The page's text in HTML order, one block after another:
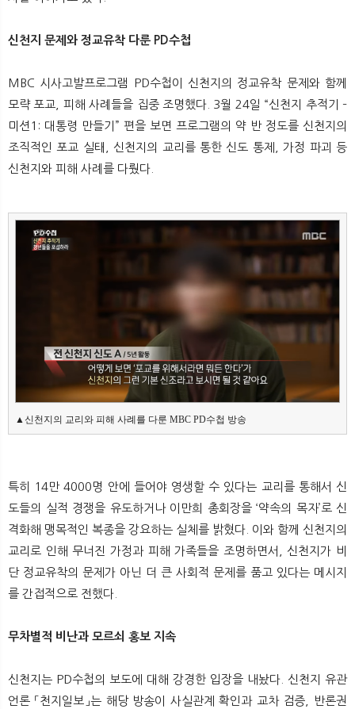
신천지 문제와 정교유착 다룬 PD수첩
MBC 시사고발프로그램 PD수첩이 신천지의 정교유착 문제와 함께
모략 포교, 피해 사례들을 집중 조명했다. 3월 24일 “신천지 추적기 –
미션1: 대통령 만들기” 편을 보면 프로그램의 약 반 정도를 신천지의
조직적인 포교 실태, 신천지의 교리를 통한 신도 통제, 가정 파괴 등
신천지와 피해 사례를 다뤘다.
▲신천지의 교리와 피해 사례를 다룬 MBC PD수첩 방송
특히 14만 4000명 안에 들어야 영생할 수 있다는 교리를 통해서 신
도들의 실적 경쟁을 유도하거나 이만희 총회장을 ‘약속의 목자’로 신
격화해 맹목적인 복종을 강요하는 실체를 밝혔다. 이와 함께 신천지의
교리로 인해 무너진 가정과 피해 가족들을 조명하면서, 신천지가 비
단 정교유착의 문제가 아닌 더 큰 사회적 문제를 품고 있다는 메시지
를 간접적으로 전했다.
무차별적 비난과 모르쇠 홍보 지속
신천지는 PD수첩의 보도에 대해 강경한 입장을 내놨다. 신천지 유관
언론 「천지일보」는 해당 방송이 사실관계 확인과 교차 검증, 반론권